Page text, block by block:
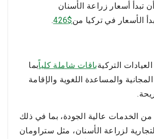
تبدأ أسعار زراعة الأسنان
الأسعار في تركيا من$426
.
التركيةباقات شاملة كلياًبما
والمساعدة اللغوية والإقامة
الخدمات عالية الجودة، بما في ذلك
لزراعة الأسنان، مثل ستراومان